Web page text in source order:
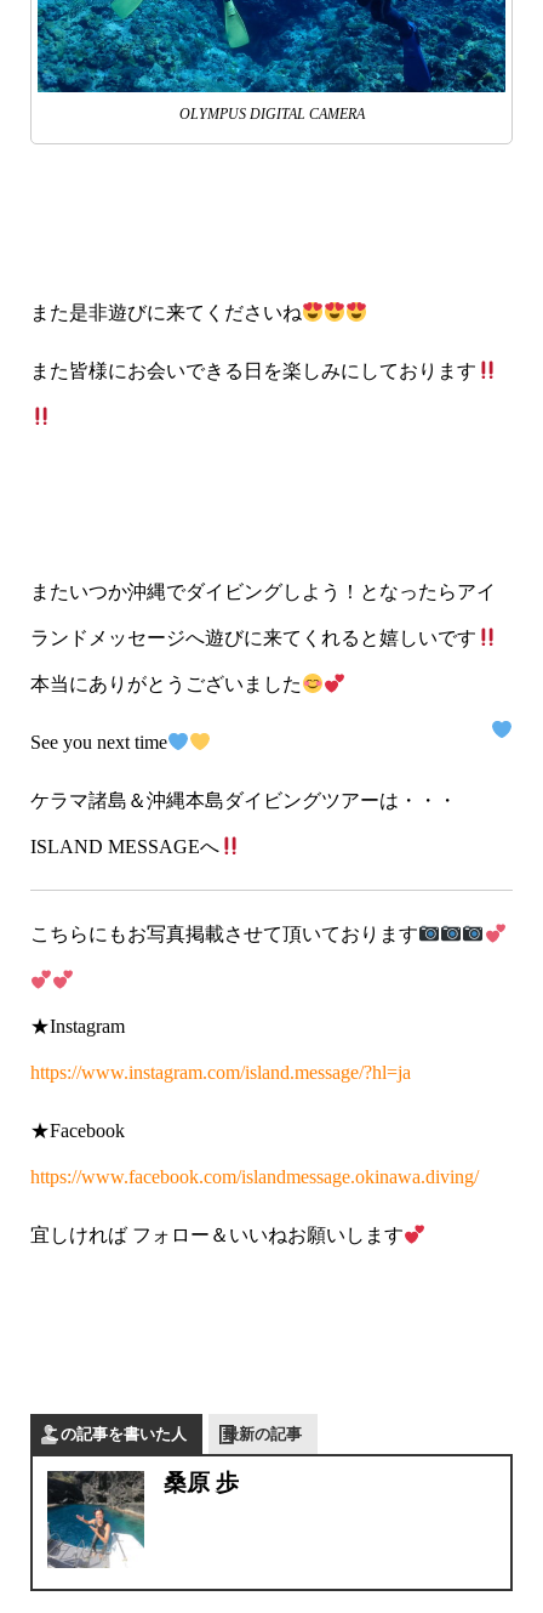
OLYMPUS DIGITAL CAMERA
また是非遊びに来てくださいね
また皆様にお会いできる日を楽しみにしております
またいつか沖縄でダイビングしよう！となったらアイ
ランドメッセージへ遊びに来てくれると嬉しいです
本当にありがとうございました
See you next time
ケラマ諸島＆沖縄本島ダイビングツアーは・・・
ISLAND MESSAGEへ
こちらにもお写真掲載させて頂いております
★Instagram
https://www.instagram.com/island.message/?hl=ja
★Facebook
https://www.facebook.com/islandmessage.okinawa.diving/
宜しければ フォロー＆いいねお願いします
この記事を書いた人 最新の記事
桑原 歩